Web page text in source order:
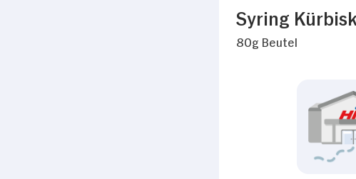
Syring
80g Beutel